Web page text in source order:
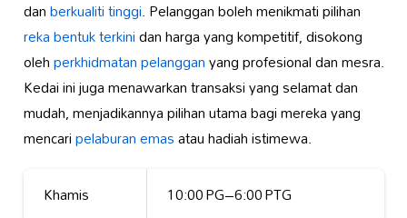
danberkualiti tinggi. Pelanggan boleh menikmati pilihan
reka bentuk terkinidan harga yang kompetitif, disokong
olehperkhidmatan pelangganyang profesional dan mesra.
Kedai ini juga menawarkan transaksi yang selamat dan
mudah, menjadikannya pilihan utama bagi mereka yang
mencaripelaburan emasatau hadiah istimewa.
Khamis
10:00 PG–6:00 PTG